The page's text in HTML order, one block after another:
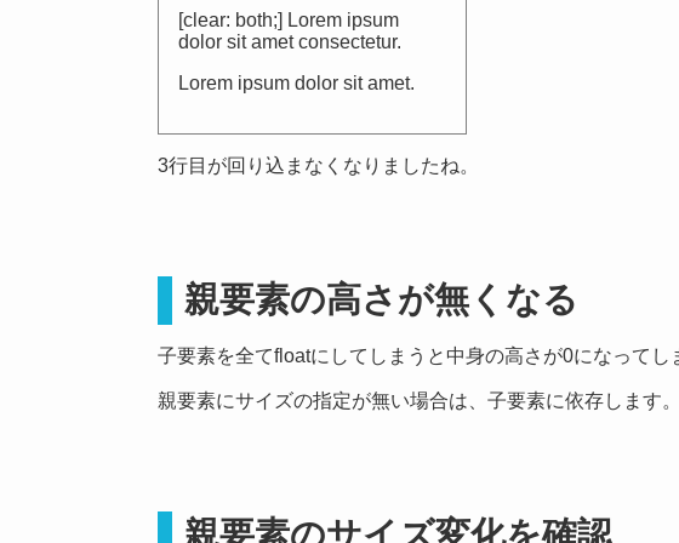
[clear: both;] Lorem ipsum
dolor sit amet consectetur.
Lorem ipsum dolor sit amet.
3行目が回り込まなくなりましたね。
親要素の高さが無くなる
子要素を全てfloatにしてしまうと中身の高さが0になって
親要素にサイズの指定が無い場合は、子要素に依存します。
親要素のサイズ変化を確認